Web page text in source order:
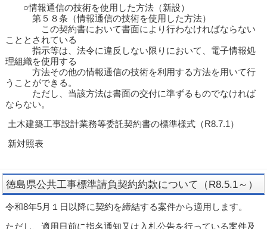
○情報通信の技術を使用した方法（新設）
第５８条（情報通信の技術を使用した方法）
この契約書において書面により行わなければならない
こととされている
指示等は、法令に違反しない限りにおいて、電子情報処
理組織を使用する
方法その他の情報通信の技術を利用する方法を用いて行
うことができる。
ただし、当該方法は書面の交付に準ずるものでなければ
ならない。
土木建築工事設計業務等委託契約書の標準様式（R8.7.1）
新対照表
徳島県公共工事標準請負契約約款について（R8.5.1～）
令和8年5月１日以降に契約を締結する案件から適用します。
ただし、適用日前に指名通知又は入札公告を行っている案件及